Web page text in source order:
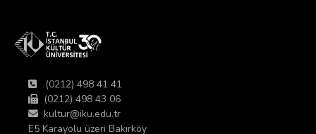
(0212) 498 41 41
(0212) 498 43 06
kultur@iku.edu.tr
E5 Karayolu üzeri Bakırköy